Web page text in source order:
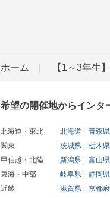
ホーム 【1～3年生
希望の開催地からインタ
北海道・東北 北海道 青森県
関東
茨城県 栃木県
甲信越・北陸
新潟県 富山県
東海・中部
岐阜県 静岡県
近畿
滋賀県 京都府